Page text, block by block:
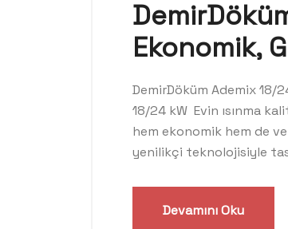
Ekonomik,
DemirDöküm Ademix 18/
18/24 kW Evin ısınma
hem ekonomik hem de
yenilikçi teknolojisiyle
Devamını Oku